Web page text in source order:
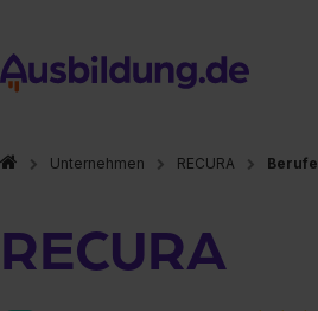
Unternehmen RECURA Berufe
RECURA